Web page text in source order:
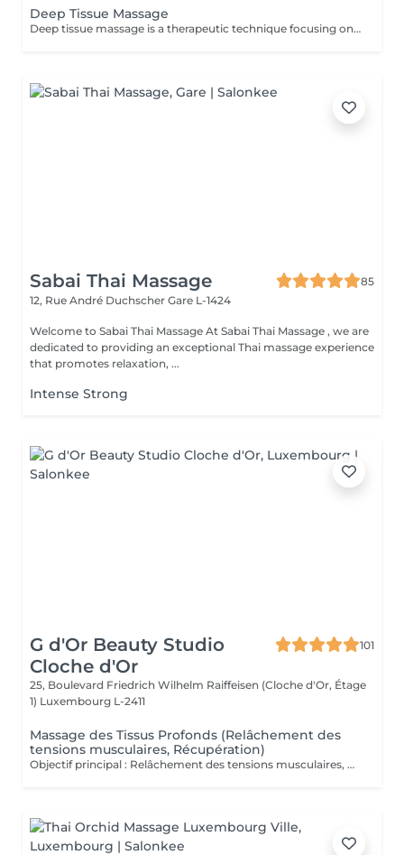
Deep Tissue Massage
Deep tissue massage is a therapeutic technique focusing on the deeper layers of muscle and connective tissue, using slow, firm strokes and direct pressure to relieve chronic tension and stubborn "knots". It is highly targeted, aiming to break down adhesions (rigid tissue) and improve mobility, rather than for general relaxation Key Aspects of Deep Tissue Massage: Techniques: Therapists use fingers, thumbs, knuckles, and elbows for deep pressure. Targeted Areas: Commonly focuses on chronic pain areas such as the neck, low back, and shoulders .Benefits: Reduces chronic pain, reduces inflammation, helps with posture, and breaks up scar tissue. Difference from Swedish: Unlike this beginner's guide to deep tissue massage, it is more intense and focused on deep layers. What to expect: It is common to feel slightly tender afterward;learn what to expect during your first deep tissue session.
Sabai Thai Massage
85
12, Rue André Duchscher Gare L-1424
Welcome to Sabai Thai Massage At Sabai Thai Massage , we are
dedicated to providing an exceptional Thai massage experience
that promotes relaxation, ...
Intense Strong
G d'Or Beauty Studio
Cloche d'Or
101
25, Boulevard Friedrich Wilhelm Raiffeisen (Cloche d'Or, Étage
1) Luxembourg L-2411
Massage des Tissus Profonds (Relâchement des
tensions musculaires, Récupération)
Objectif principal : Relâchement des tensions musculaires, Récupération. Massage intense ciblant les couches musculaires profondes pour soulager les tensions. Il agit directement sur les fibres musculaires, améliore la mobilité et restaure la souplesse des tissus. Véritable rituel de détente et de récupération, le massage des tissus profonds est un soin d'exception qui agit au cur des tensions musculaires. Grâce à des manuvres lentes et précises, il libère les zones de stress, relance la circulation et rééquilibre le corps en profondeur. Ce massage offre une sensation immédiate de relâchement, tout en procurant un bien-être durable et une profonde harmonisation du corps et de l'esprit. Fréquence recommandée : une séance par semaine en phase de soulagement pendant 2 à 4 semaines afin de libérer les tensions profondes et soutenir la récupération musculaire, puis une séance toutes les 3 à 4 semaines en entretien pour préserver souplesse, mobilité et confort durable.